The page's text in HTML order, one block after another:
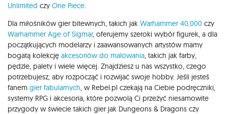
Unlimited czy One Piece
Dla miłośników gier bitewnych, takich jak Warhammer 40,000 czy
Warhammer Age of Sigmar, oferujemy szeroki wybór figurek, a dla
początkujących modelarzy i zaawansowanych artystów mamy
bogatą kolekcję akcesoriów do malowania , takich jak farby,
pędzle, palety i wiele więcej. Znajdziesz u nas wszystko, czego
potrzebujesz, aby rozpocząć i rozwijać swoje hobby. Jeśli jesteś
fanem gier fabularnych , w Rebel.pl czekają na Ciebie podręczniki,
systemy RPG i akcesoria, które pozwolą Ci przeżyć niesamowite
przygody w świecie takich gier jak Dungeons & Dragons czy